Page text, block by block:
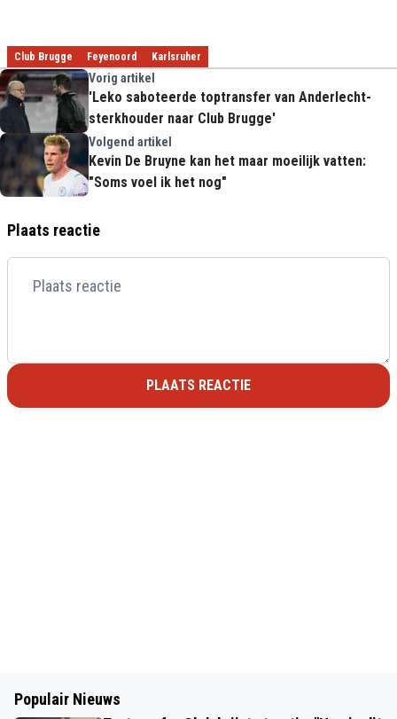
Club Brugge Feyenoord Karlsruher
Vorig artikel
'Leko saboteerde toptransfer van Anderlecht-
sterkhouder naar Club Brugge'
Volgend artikel
Kevin De Bruyne kan het maar moeilijk vatten:
"Soms voel ik het nog"
Plaats reactie
PLAATS REACTIE
Populair Nieuws